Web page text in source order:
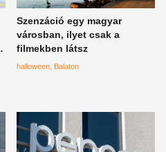
Szenzáció egy magyar
városban, ilyet csak a
filmekben látsz
halloween Balaton